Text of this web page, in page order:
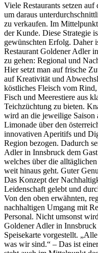
Viele Restaurants setzen
um daraus
zu verkaufen. Im
der Kunde. Diese Strategie
gewünschten Erfolg. Daher
Restaurant Goldener Adler
zu gehen: Regional und
Hier setzt man auf frische
auf Kreativität und
köstliches Fleisch vom
Fisch und Meerestiere aus
Teichzüchtung zu bieten.
wird an die jeweilige Saison
Limonade über den
innovativen Aperitifs und
Region bezogen. Dadurch
Adler in Innsbruck dem
welches über die
weit hinaus geht. Guter
Das Konzept der
Leidenschaft gelebt und
Von den oben erwähnten,
nachhaltigen Umgang mit
Personal. Nicht umsonst
Goldener Adler in Innsbruck
Speisekarte vorgestellt.
was wir sind.“ – Das ist